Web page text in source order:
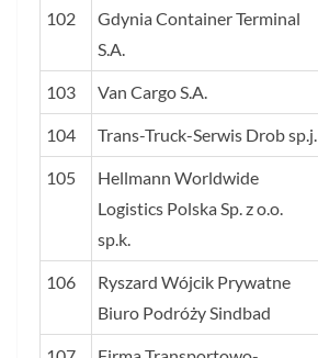
102
Gdynia Container Terminal
S.A.
103 Van Cargo S.A.
104 Trans-Truck-Serwis Drob sp.j.
105
Hellmann Worldwide
Logistics Polska Sp. z o.o.
sp.k.
106
Ryszard Wójcik Prywatne
Biuro Podróży Sindbad